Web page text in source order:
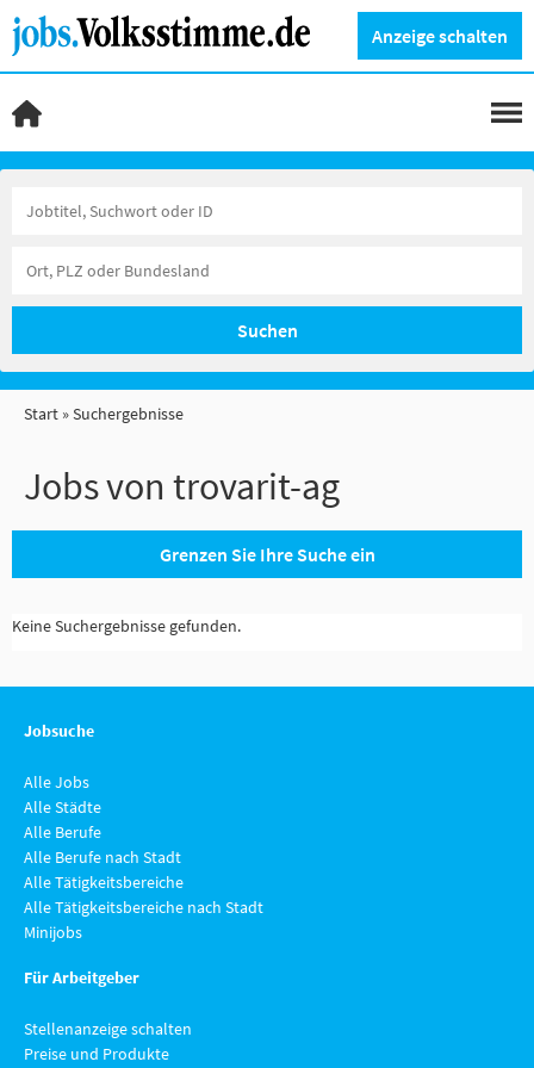
Anzeige schalten
Suchen
Start Suchergebnisse
Jobs von trovarit-ag
Grenzen Sie Ihre Suche ein
Keine Suchergebnisse gefunden.
Jobsuche
Alle Jobs
Alle Städte
Alle Berufe
Alle Berufe nach Stadt
Alle Tätigkeitsbereiche
Alle Tätigkeitsbereiche nach Stadt
Minijobs
Für Arbeitgeber
Stellenanzeige schalten
Preise und Produkte